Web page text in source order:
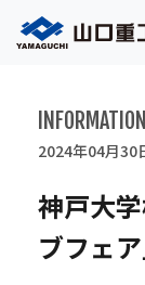
INFORMATION
2024年04月30
神戸大
ブフェ